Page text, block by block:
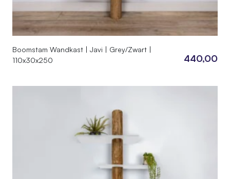
Boomstam Wandkast | Javi | Grey/Zwart |
110x30x250
440,00